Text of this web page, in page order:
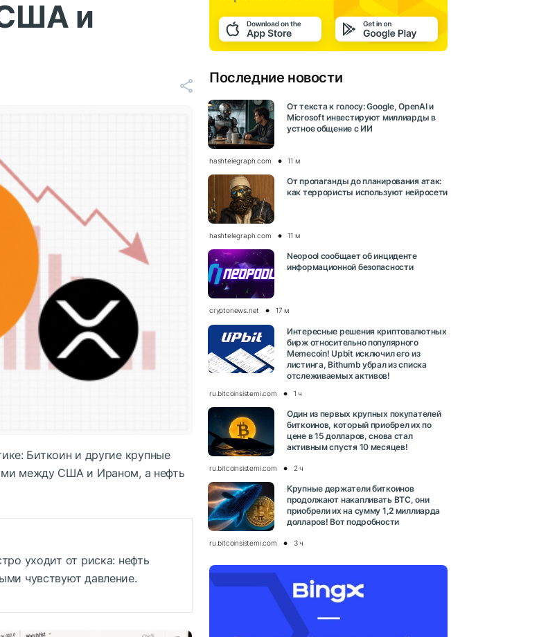
и
Биткоин и другие крупные
между США и Ираном, а нефть
уходит от риска: нефть
чувствуют давление.
Последние новости
От текста к голосу: Google, OpenAI и
Microsoft инвестируют миллиарды в
устное общение с ИИ
hashtelegraph.com 11 м
От пропаганды до планирования атак:
как террористы используют нейросети
hashtelegraph.com 11 м
Neopool сообщает об инциденте
информационной безопасности
cryptonews.net 17 м
Интересные решения криптовалютных
бирж относительно популярного
Memecoin! Upbit исключил его из
листинга, Bithumb убрал из списка
отслеживаемых активов!
ru.bitcoinsistemi.com 1 ч
Один из первых крупных покупателей
биткоинов, который приобрел их по
цене в 15 долларов, снова стал
активным спустя 10 месяцев!
ru.bitcoinsistemi.com 2 ч
Крупные держатели биткоинов
продолжают накапливать BTC, они
приобрели их на сумму 1,2 миллиарда
долларов! Вот подробности
ru.bitcoinsistemi.com 3 ч